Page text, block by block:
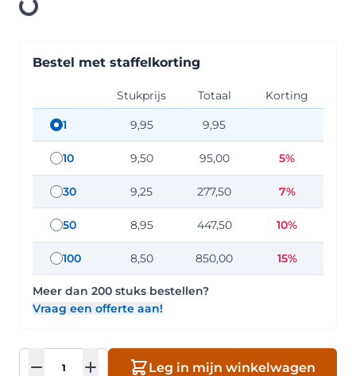
Bestel met staffelkorting
Stukprijs Totaal Korting
staffel hoeveelheid: 1
1 9,95 9,95
staffel hoeveelheid: 10
10 9,50 95,00 5%
staffel hoeveelheid: 30
30 9,25 277,50 7%
staffel hoeveelheid: 50
50 8,95 447,50 10%
staffel hoeveelheid: 100
100 8,50 850,00 15%
Meer dan 200 stuks bestellen?
Vraag een offerte aan!
Aantal
Leg in mijn winkelwagen